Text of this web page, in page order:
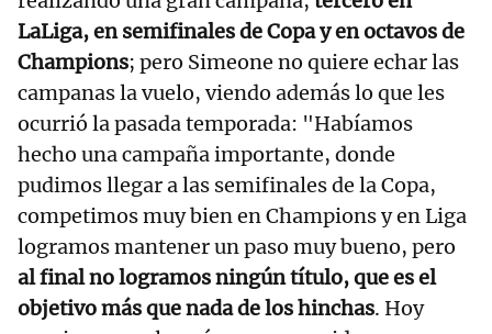
LaLiga, en semifinales de Copa y en octavos de
Champions; pero Simeone no quiere echar las
campanas la vuelo, viendo además lo que les
ocurrió la pasada temporada: "Habíamos
hecho una campaña importante, donde
pudimos llegar a las semifinales de la Copa,
competimos muy bien en Champions y en Liga
logramos mantener un paso muy bueno, pero
al final no logramos ningún título, que es el
objetivo más que nada de los hinchas. Hoy